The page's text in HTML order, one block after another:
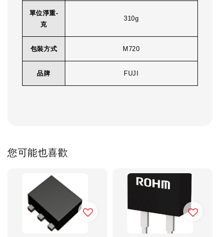
單位淨重-
克
310g
包裝方式 M720
品牌 FUJI
您可能也喜歡